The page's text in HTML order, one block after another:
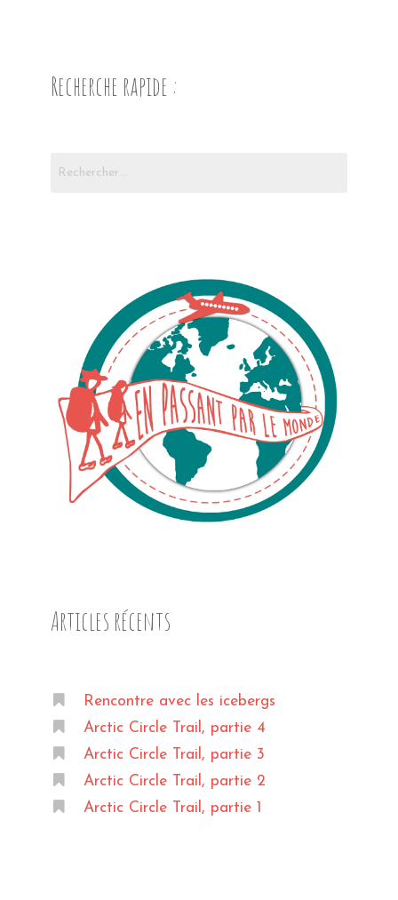
Recherche rapide :
Articles récents
Rencontre avec les icebergs
Arctic Circle Trail, partie 4
Arctic Circle Trail, partie 3
Arctic Circle Trail, partie 2
Arctic Circle Trail, partie 1